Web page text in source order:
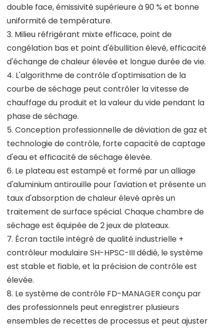
double face, émissivité supérieure à 90 % et bonne
uniformité de température.
3. Milieu réfrigérant mixte efficace, point de
congélation bas et point d'ébullition élevé, efficacité
d'échange de chaleur élevée et longue durée de vie.
4. L'algorithme de contrôle d'optimisation de la
courbe de séchage peut contrôler la vitesse de
chauffage du produit et la valeur du vide pendant la
phase de séchage.
5. Conception professionnelle de déviation de gaz et
technologie de contrôle, forte capacité de captage
d'eau et efficacité de séchage élevée.
6. Le plateau est estampé et formé par un alliage
d'aluminium antirouille pour l'aviation et présente un
taux d'absorption de chaleur élevé après un
traitement de surface spécial. Chaque chambre de
séchage est équipée de 2 jeux de plateaux.
7. Écran tactile intégré de qualité industrielle +
contrôleur modulaire SH-HPSC-III dédié, le système
est stable et fiable, et la précision de contrôle est
élevée.
8. Le système de contrôle FD-MANAGER conçu par
des professionnels peut enregistrer plusieurs
ensembles de recettes de processus et peut ajuster